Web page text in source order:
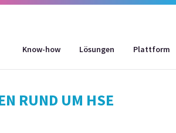
Know-how Lösungen Plattform
RUND UM HSE